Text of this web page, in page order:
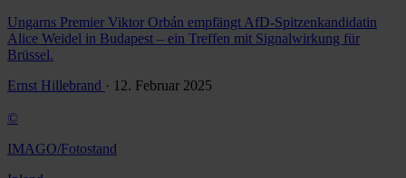
Ungarns Premier Viktor Orbán empfängt AfD-Spitzenkandidatin
Alice Weidel in Budapest – ein Treffen mit Signalwirkung für
Brüssel.
Ernst Hillebrand · 12. Februar 2025
©
IMAGO/Fotostand